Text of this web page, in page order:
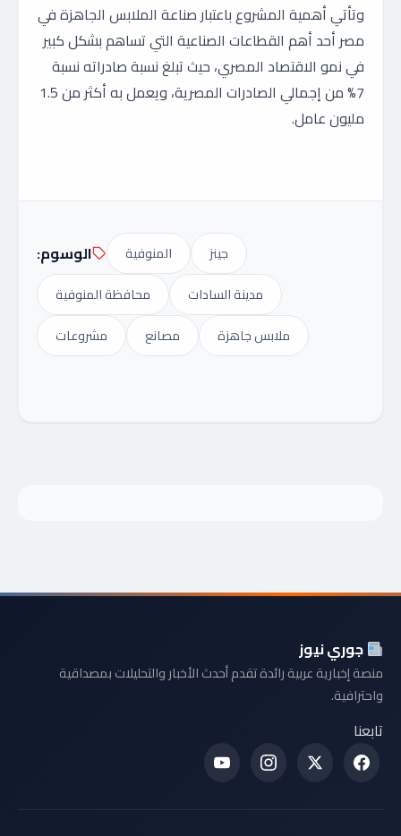
وتأتي أهمية المشروع باعتبار صناعة الملابس الجاهزة في
مصر أحد أهم القطاعات الصناعية التي تساهم بشكل كبير
في نمو الاقتصاد المصري، حيث تبلغ نسبة صادراته نسبة
7% من إجمالي الصادرات المصرية، ويعمل به أكثر من 1.5
مليون عامل.
الوسوم: المنوفية
جينز
محافظة المنوفية
مدينة السادات
مشروعات
مصانع ملابس جاهزة
جوري نيوز
منصة إخبارية عربية رائدة تقدم أحدث الأخبار والتحليلات بمصداقية
واحترافية.
تابعنا